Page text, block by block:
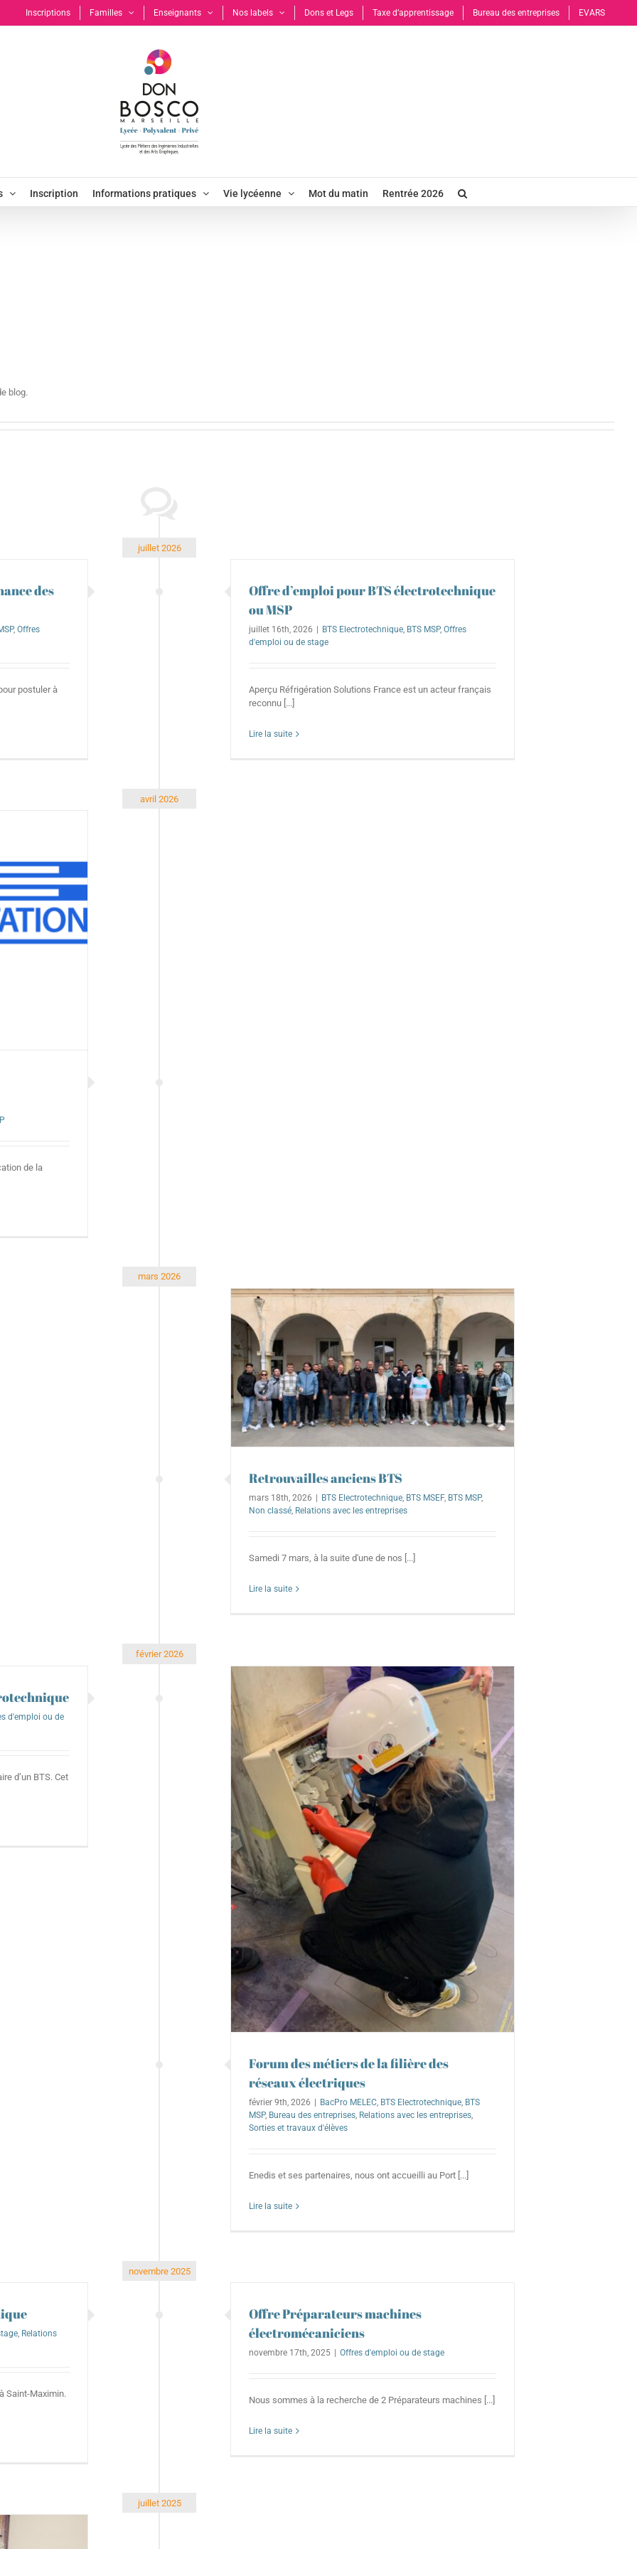
Inscriptions Familles Enseignants Nos labels Dons et Legs Taxe d’apprentissage Bureau des entreprises EVARS
Inscription Informations pratiques Vie lycéenne Mot du matin Rentrée 2026
blog.
juillet 2026
des
, Offres
postuler à
Offre d’emploi pour BTS électrotechnique
ou MSP
juillet 16th, 2026 BTS Electrotechnique, BTS MSP, Offres
d'emploi ou de stage
Aperçu Réfrigération Solutions France est un acteur français
reconnu [...]
Lire la suite
avril 2026
de la
mars 2026
Retrouvailles anciens BTS
mars 18th, 2026 BTS Electrotechnique, BTS MSEF, BTS MSP,
Non classé, Relations avec les entreprises
Samedi 7 mars, à la suite d'une de nos [...]
Lire la suite
février 2026
d'emploi ou de
d’un BTS. Cet
Forum des métiers de la filière des
réseaux électriques
février 9th, 2026 BacPro MELEC, BTS Electrotechnique, BTS
MSP, Bureau des entreprises, Relations avec les entreprises,
Sorties et travaux d'élèves
Enedis et ses partenaires, nous ont accueilli au Port [...]
Lire la suite
novembre 2025
, Relations
Saint-Maximin.
Offre Préparateurs machines
électromécaniciens
novembre 17th, 2025 Offres d'emploi ou de stage
Nous sommes à la recherche de 2 Préparateurs machines [...]
Lire la suite
juillet 2025